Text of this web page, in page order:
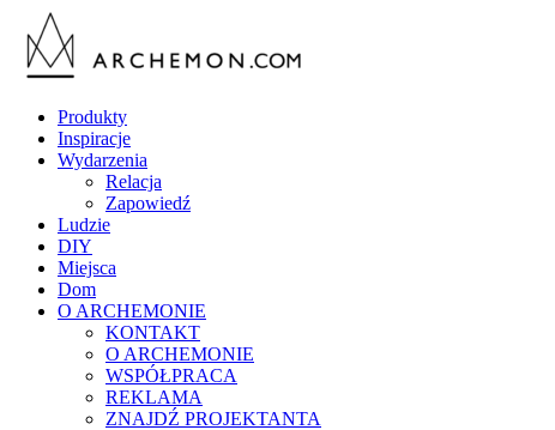
Produkty
Inspiracje
Wydarzenia
Relacja
Zapowiedź
Ludzie
DIY
Miejsca
Dom
O ARCHEMONIE
KONTAKT
O ARCHEMONIE
WSPÓŁPRACA
REKLAMA
ZNAJDŹ PROJEKTANTA